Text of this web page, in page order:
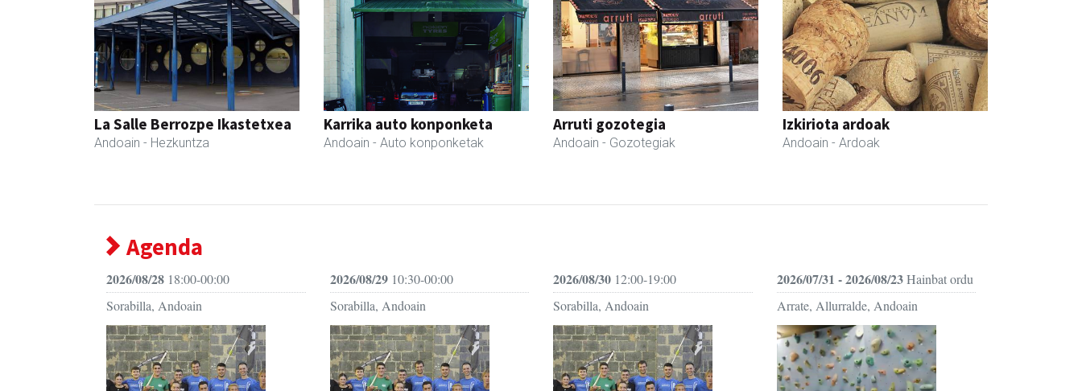
La Salle Berrozpe Ikastetxea
Andoain - Hezkuntza
Karrika auto konponketa
Andoain - Auto konponketak
Arruti gozotegia
Andoain - Gozotegiak
Izkiriota ardoak
Andoain - Ardoak
Agenda
2026/08/28 18:00-00:00
Sorabilla, Andoain
2026/08/2910:30-00:00
Sorabilla, Andoain
2026/08/30 12:00-19:00
Sorabilla, Andoain
2026/07/31 - 2026/08/23Hainbat ordu
Arrate, Allurralde, Andoain